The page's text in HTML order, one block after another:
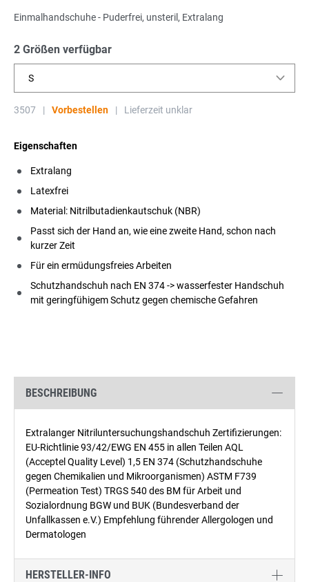
Einmalhandschuhe - Puderfrei, unsteril, Extralang
2 Größen verfügbar
S
3507 | Vorbestellen | Lieferzeit unklar
Eigenschaften
Extralang
Latexfrei
Material: Nitrilbutadienkautschuk (NBR)
Passt sich der Hand an, wie eine zweite Hand, schon nach
kurzer Zeit
Für ein ermüdungsfreies Arbeiten
Schutzhandschuh nach EN 374 -> wasserfester Handschuh
mit geringfühigem Schutz gegen chemische Gefahren
BESCHREIBUNG
Extralanger Nitriluntersuchungshandschuh Zertifizierungen:
EU-Richtlinie 93/42/EWG EN 455 in allen Teilen AQL
(Acceptel Quality Level) 1,5 EN 374 (Schutzhandschuhe
gegen Chemikalien und Mikroorganismen) ASTM F739
(Permeation Test) TRGS 540 des BM für Arbeit und
Sozialordnung BGW und BUK (Bundesverband der
Unfallkassen e.V.) Empfehlung führender Allergologen und
Dermatologen
HERSTELLER-INFO